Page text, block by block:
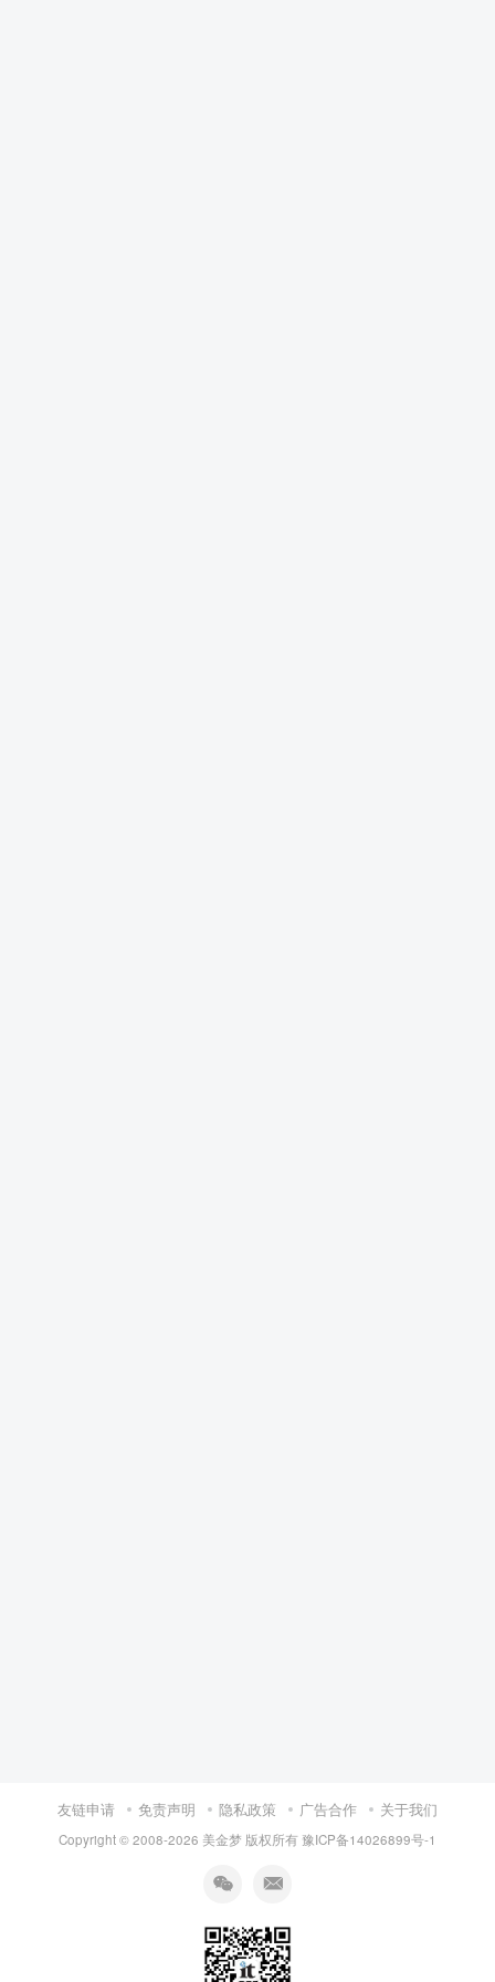
友链申请 免责声明 隐私政策 广告合作 关于我们
Copyright © 2008-2026 美金梦 版权所有 豫ICP备14026899号-1